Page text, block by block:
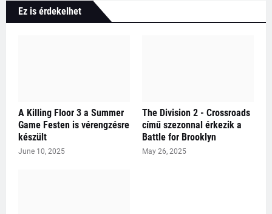
Ez is érdekelhet
A Killing Floor 3 a Summer
Game Festen is vérengzésre
készült
June 10, 2025
The Division 2 - Crossroads
című szezonnal érkezik a
Battle for Brooklyn
May 26, 2025